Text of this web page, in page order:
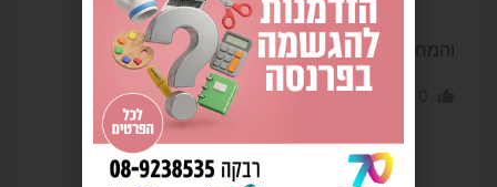
והמחירים בשמים
הגב לתגובה